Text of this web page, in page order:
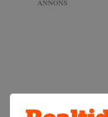
ANNONS